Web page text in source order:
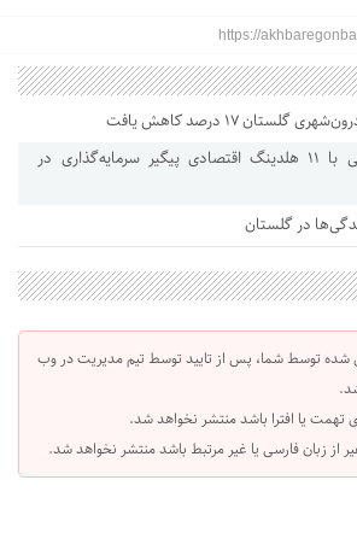
https://
۱۷ درصد کاهش یافت
استاندار: بابک زنجانی با ۱۱ هلدینگ اقتصادی پیگیر سرمایه‌گذاری در
شده توسط شما، پس از تایید توسط تیم مدیریت در وب
تهمت یا افترا باشد منتشر نخواهد شد.
از زبان فارسی یا غیر مرتبط باشد منتشر نخواهد شد.